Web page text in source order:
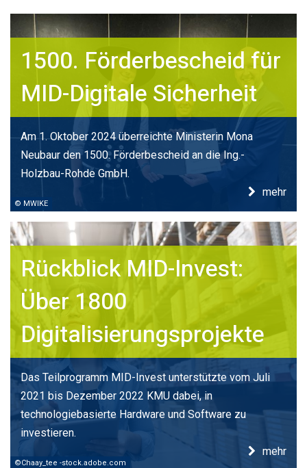
1500. Förderbescheid für
MID-Digitale Sicherheit
© MWIKE
Am 1. Oktober 2024 überreichte Ministerin Mona
Neubaur den 1500. Förderbescheid an die Ing.-
Holzbau-Rohde GmbH.
mehr
Rückblick MID-Invest:
Über 1800
Digitalisierungsprojekte
©Chaay_tee -stock.adobe.com
Das Teilprogramm MID-Invest unterstützte vom Juli
2021 bis Dezember 2022 KMU dabei, in
technologiebasierte Hardware und Software zu
investieren.
mehr